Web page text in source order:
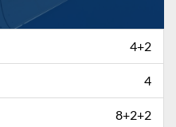
4+2
4
8+2+2